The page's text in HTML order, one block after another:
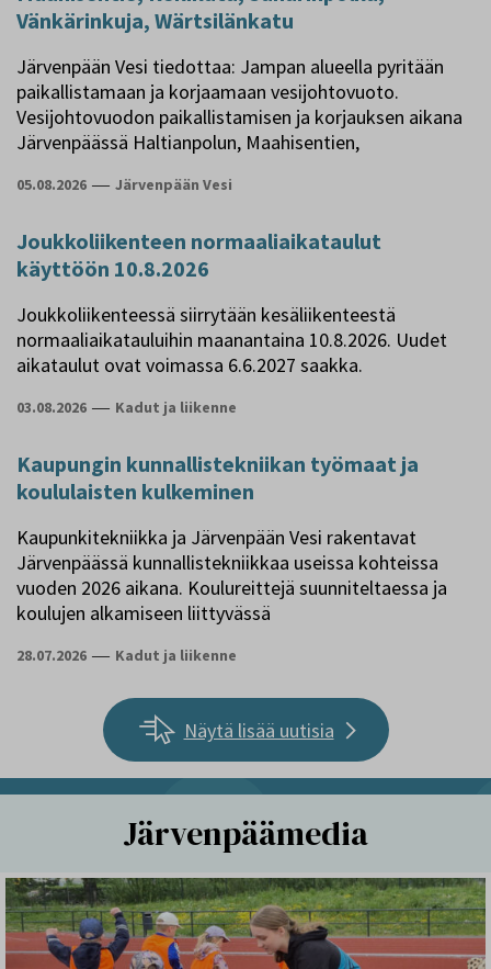
Vänkärinkuja, Wärtsilänkatu
Järvenpään Vesi tiedottaa: Jampan alueella pyritään
paikallistamaan ja korjaamaan vesijohtovuoto.
Vesijohtovuodon paikallistamisen ja korjauksen aikana
Järvenpäässä Haltianpolun, Maahisentien,
05.08.2026 — Järvenpään Vesi
Joukkoliikenteen normaaliaikataulut
käyttöön 10.8.2026
Joukkoliikenteessä siirrytään kesäliikenteestä
normaaliaikatauluihin maanantaina 10.8.2026. Uudet
aikataulut ovat voimassa 6.6.2027 saakka.
03.08.2026 — Kadut ja liikenne
Kaupungin kunnallistekniikan työmaat ja
koululaisten kulkeminen
Kaupunkitekniikka ja Järvenpään Vesi rakentavat
Järvenpäässä kunnallistekniikkaa useissa kohteissa
vuoden 2026 aikana. Koulureittejä suunniteltaessa ja
koulujen alkamiseen liittyvässä
28.07.2026 — Kadut ja liikenne
Näytä lisää uutisia
Järvenpäämedia